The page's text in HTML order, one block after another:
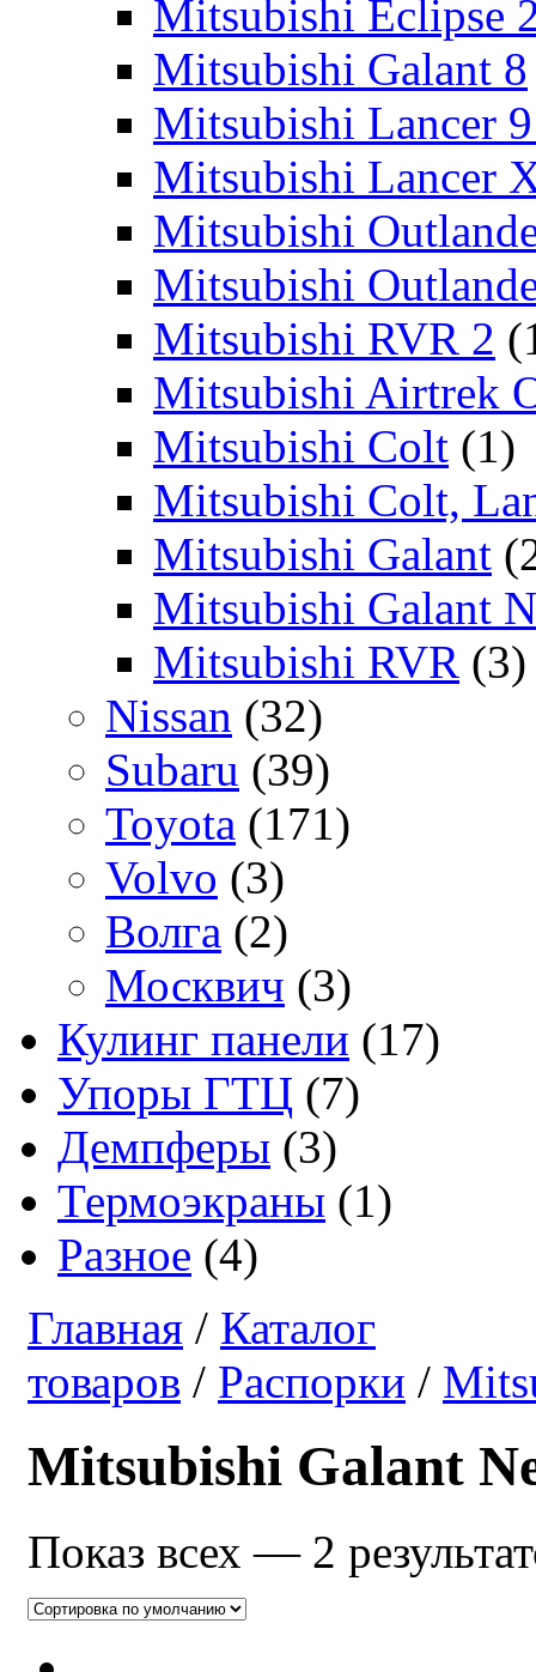
Mitsubishi Eclipse
Mitsubishi Galant 8
Mitsubishi Lancer
Mitsubishi Lancer
Mitsubishi
Mitsubishi
Mitsubishi RVR 2
Mitsubishi Airtrek
Mitsubishi Colt (1)
Mitsubishi Colt,
Mitsubishi Galant
Mitsubishi Galant
Mitsubishi RVR (3)
Nissan (32)
Subaru (39)
Toyota (171)
Volvo (3)
Волга (2)
Москвич (3)
Кулинг панели (17)
Упоры ГТЦ (7)
Демпферы (3)
Термоэкраны (1)
Разное (4)
Главная / Каталог
товаров / Распорки /
Mitsubishi Galant
Показ всех — 2